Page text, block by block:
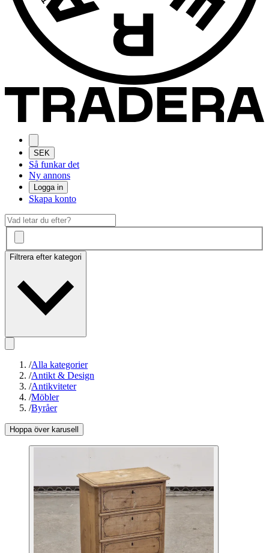
SEK
Så funkar det
Ny annons
Logga in
Skapa konto
Filtrera efter kategori
/Alla kategorier
/Antikt & Design
/Antikviteter
/Möbler
/Byråer
Hoppa över karusell